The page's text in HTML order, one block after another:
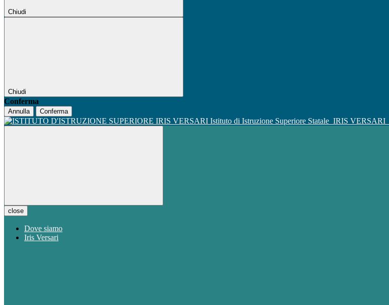
Chiudi
Chiudi
Conferma
Annulla Conferma
Istituto di Istruzione Superiore Statale IRIS VERSARI
close
Dove siamo
Iris Versari